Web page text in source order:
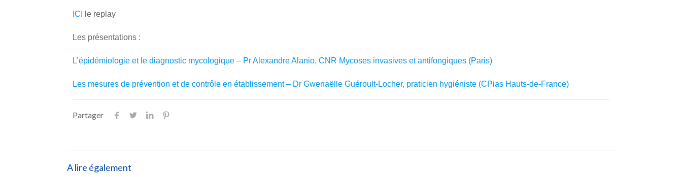
ICI le replay
Les présentations :
L’épidémiologie et le diagnostic mycologique – Pr Alexandre Alanio, CNR Mycoses invasives et antifongiques (Paris)
Les mesures de prévention et de contrôle en établissement – Dr Gwenaëlle Guéroult-Locher, praticien hygiéniste (CPias Hauts-de-France)
Partager
A lire également